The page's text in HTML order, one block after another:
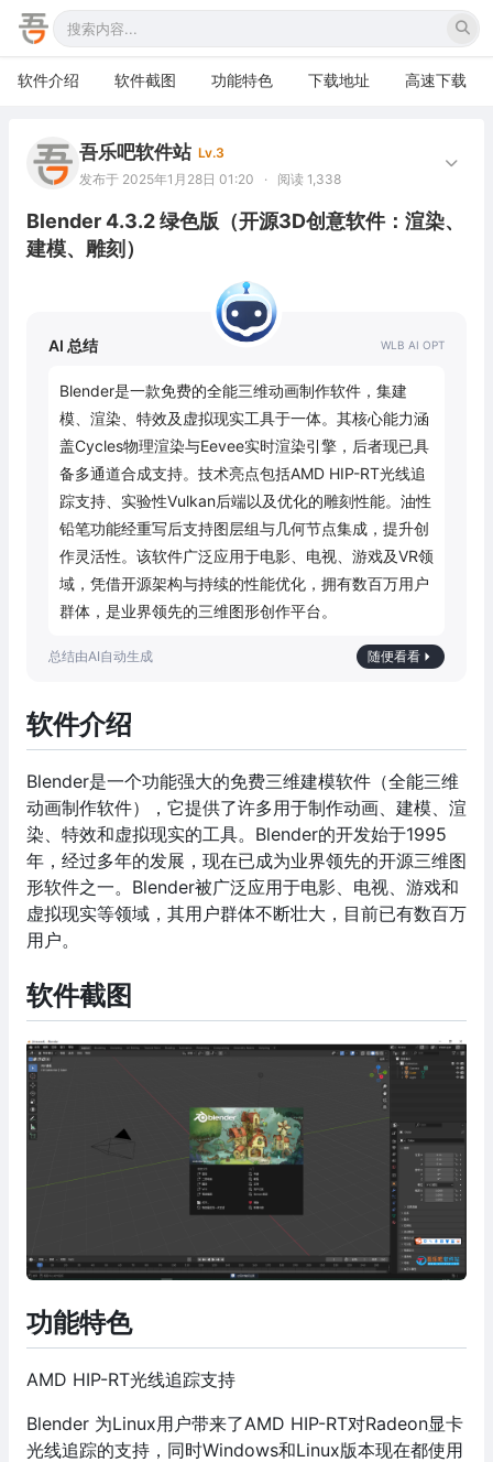
软件介绍 软件截图 功能特色 下载地址 高速下载
吾乐吧软件站 Lv.3
发布于 2025年1月28日 01:20
· 阅读 1,338
Blender 4.3.2 绿色版（开源3D创意软件：渲染、
建模、雕刻）
AI 总结
Blender是一款免费的全能三维动画制作软件，集建
模、渲染、特效及虚拟现实工具于一体。其核心能力涵
盖Cycles物理渲染与Eevee实时渲染引擎，后者现已具
备多通道合成支持。技术亮点包括AMD HIP-RT光线追
踪支持、实验性Vulkan后端以及优化的雕刻性能。油性
铅笔功能经重写后支持图层组与几何节点集成，提升创
作灵活性。该软件广泛应用于电影、电视、游戏及VR领
域，凭借开源架构与持续的性能优化，拥有数百万用户
群体，是业界领先的三维图形创作平台。
随便看看
软件介绍
Blender是一个功能强大的免费三维建模软件（全能三维
动画制作软件），它提供了许多用于制作动画、建模、渲
染、特效和虚拟现实的工具。Blender的开发始于1995
年，经过多年的发展，现在已成为业界领先的开源三维图
形软件之一。Blender被广泛应用于电影、电视、游戏和
虚拟现实等领域，其用户群体不断壮大，目前已有数百万
用户。
软件截图
功能特色
AMD HIP-RT光线追踪支持
Blender 为Linux用户带来了AMD HIP-RT对Radeon显卡
光线追踪的支持，同时Windows和Linux版本现在都使用